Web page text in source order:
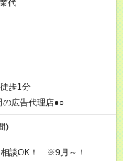
代
歩1分
の広告代理店●○
)
談OK！ ※9月～！